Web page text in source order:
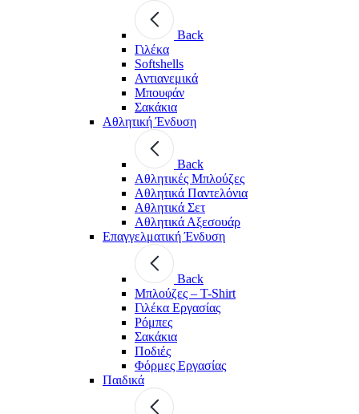
Back
Γιλέκα
Softshells
Αντιανεμικά
Μπουφάν
Σακάκια
Αθλητική Ένδυση
Back
Aθλητικές Μπλούζες
Αθλητικά Παντελόνια
Αθλητικά Σετ
Αθλητικά Αξεσουάρ
Επαγγελματική Ένδυση
Back
Μπλούζες – T-Shirt
Γιλέκα Εργασίας
Ρόμπες
Σακάκια
Ποδιές
Φόρμες Εργασίας
Παιδικά